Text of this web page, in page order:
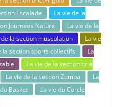
Escalade
La vie de la
Journées Nature
La vie de la
de la section musculation
La vie
la section sports collectifs
La
La vie de la section tir à
La vie de la section Zumba
La
Basket
La vie du Cercle